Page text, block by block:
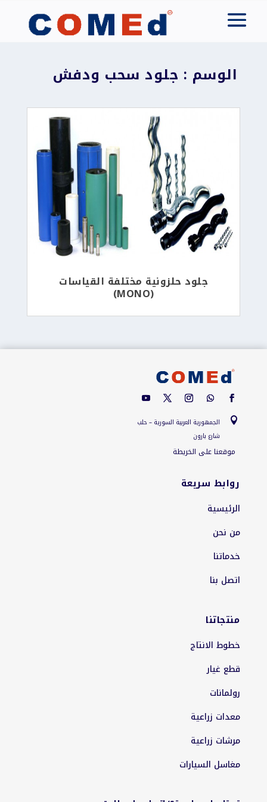
الوسم : جلود سحب ودفش
جلود حلزونية مختلفة القياسات
(MONO)

الجمهورية العربية السورية – حلب
شارع بارون
موقعنا على الخريطة
روابط سريعة
الرئيسية
من نحن
خدماتنا
اتصل بنا
منتجاتنا
خطوط الانتاج
قطع غيار
رولمانات
معدات زراعية
مرشات زراعية
مغاسل السيارات